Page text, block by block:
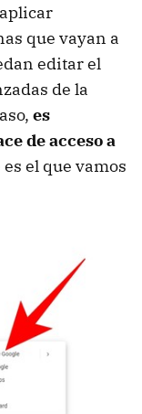
que vayan a
editar el
de la
es
de acceso a
es el que vamos